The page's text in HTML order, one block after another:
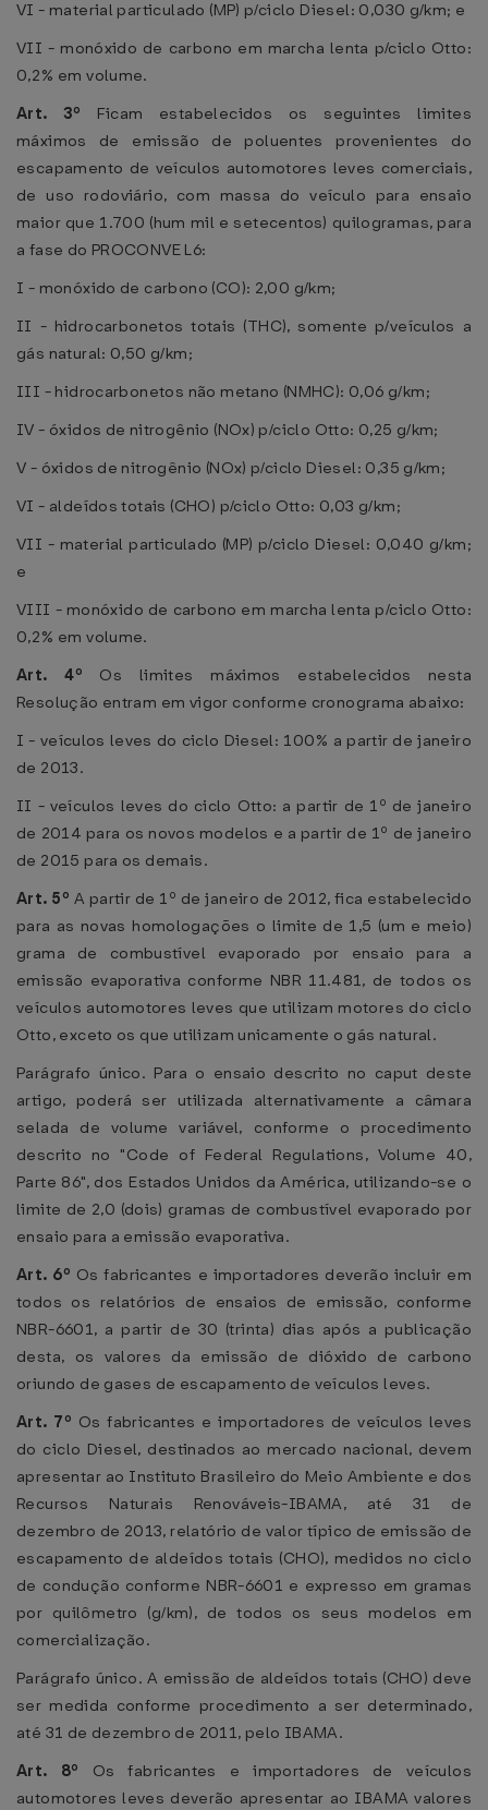
VI - material particulado (MP) p/ciclo Diesel: 0,030 g/km; e
VII - monóxido de carbono em marcha lenta p/ciclo Otto:
0,2% em volume.
Art. 3º Ficam estabelecidos os seguintes limites
máximos de emissão de poluentes provenientes do
escapamento de veículos automotores leves comerciais,
de uso rodoviário, com massa do veículo para ensaio
maior que 1.700 (hum mil e setecentos) quilogramas, para
a fase do PROCONVE L6:
I - monóxido de carbono (CO): 2,00 g/km;
II - hidrocarbonetos totais (THC), somente p/veículos a
gás natural: 0,50 g/km;
III - hidrocarbonetos não metano (NMHC): 0,06 g/km;
IV - óxidos de nitrogênio (NOx) p/ciclo Otto: 0,25 g/km;
V - óxidos de nitrogênio (NOx) p/ciclo Diesel: 0,35 g/km;
VI - aldeídos totais (CHO) p/ciclo Otto: 0,03 g/km;
VII - material particulado (MP) p/ciclo Diesel: 0,040 g/km;
e
VIII - monóxido de carbono em marcha lenta p/ciclo Otto:
0,2% em volume.
Art. 4º Os limites máximos estabelecidos nesta
Resolução entram em vigor conforme cronograma abaixo:
I - veículos leves do ciclo Diesel: 100% a partir de janeiro
de 2013.
II - veículos leves do ciclo Otto: a partir de 1º de janeiro
de 2014 para os novos modelos e a partir de 1º de janeiro
de 2015 para os demais.
Art. 5º A partir de 1º de janeiro de 2012, fica estabelecido
para as novas homologações o limite de 1,5 (um e meio)
grama de combustível evaporado por ensaio para a
emissão evaporativa conforme NBR 11.481, de todos os
veículos automotores leves que utilizam motores do ciclo
Otto, exceto os que utilizam unicamente o gás natural.
Parágrafo único. Para o ensaio descrito no caput deste
artigo, poderá ser utilizada alternativamente a câmara
selada de volume variável, conforme o procedimento
descrito no "Code of Federal Regulations, Volume 40,
Parte 86", dos Estados Unidos da América, utilizando-se o
limite de 2,0 (dois) gramas de combustível evaporado por
ensaio para a emissão evaporativa.
Art. 6º Os fabricantes e importadores deverão incluir em
todos os relatórios de ensaios de emissão, conforme
NBR-6601, a partir de 30 (trinta) dias após a publicação
desta, os valores da emissão de dióxido de carbono
oriundo de gases de escapamento de veículos leves.
Art. 7º Os fabricantes e importadores de veículos leves
do ciclo Diesel, destinados ao mercado nacional, devem
apresentar ao Instituto Brasileiro do Meio Ambiente e dos
Recursos Naturais Renováveis-IBAMA, até 31 de
dezembro de 2013, relatório de valor típico de emissão de
escapamento de aldeídos totais (CHO), medidos no ciclo
de condução conforme NBR-6601 e expresso em gramas
por quilômetro (g/km), de todos os seus modelos em
comercialização.
Parágrafo único. A emissão de aldeídos totais (CHO) deve
ser medida conforme procedimento a ser determinado,
até 31 de dezembro de 2011, pelo IBAMA.
Art. 8º Os fabricantes e importadores de veículos
automotores leves deverão apresentar ao IBAMA valores